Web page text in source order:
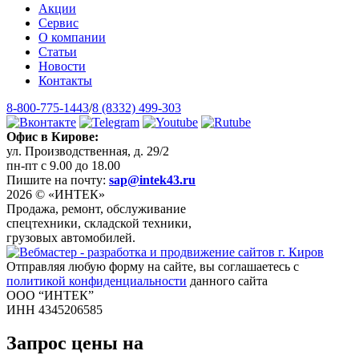
Акции
Сервис
О компании
Статьи
Новости
Контакты
8-800-775-1443/8 (8332) 499-303
Офис в Кирове:
ул. Производственная, д. 29/2
пн-пт с 9.00 до 18.00
Пишите на почту: sap@intek43.ru
2026 © «ИНТЕК»
Продажа, ремонт, обслуживание
спецтехники, складской техники,
грузовых автомобилей.
Отправляя любую форму на сайте, вы соглашаетесь с
политикой конфиденциальности данного сайта
ООО “ИНТЕК”
ИНН 4345206585
Запрос цены на